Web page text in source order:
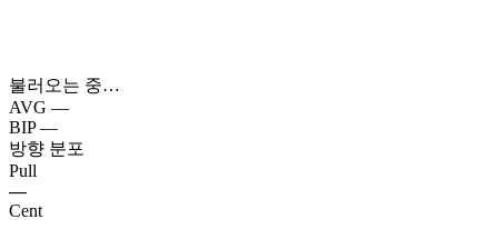
불러오는 중…
AVG —
BIP —
방향 분포
Pull
—
Cent